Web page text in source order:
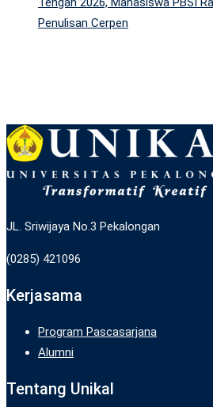
Penulisan Cerpen
JL. Sriwijaya No.3 Pekalongan
(0285) 421096
Kerjasama
Program Pascasarjana
Alumni
Tentang Unikal